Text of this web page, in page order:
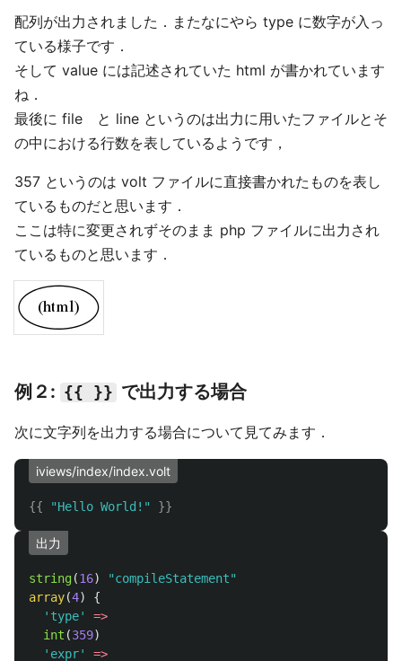
配列が出力されました．またなにやら type に数字が入っ
ている様子です．
そして value には記述されていた html が書かれています
ね．
最後に file と line というのは出力に用いたファイルとそ
の中における行数を表しているようです，
357 というのは volt ファイルに直接書かれたものを表し
ているものだと思います．
ここは特に変更されずそのまま php ファイルに出力され
ているものと思います．
例２: {{ }} で出力する場合
次に文字列を出力する場合について見てみます．
iviews/index/index.volt
{{ "Hello World!" }}
出力
string(16)
"compileStatement"
array(4)
{
'type'
=>
int (359)
'expr'
=>